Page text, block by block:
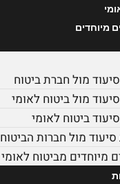
מיוחדים
מול חברת ביטוח
מול ביטוח לאומי
ביטוח לאומי
מול חברות הביטוח
מיוחדים מביטוח לאומי